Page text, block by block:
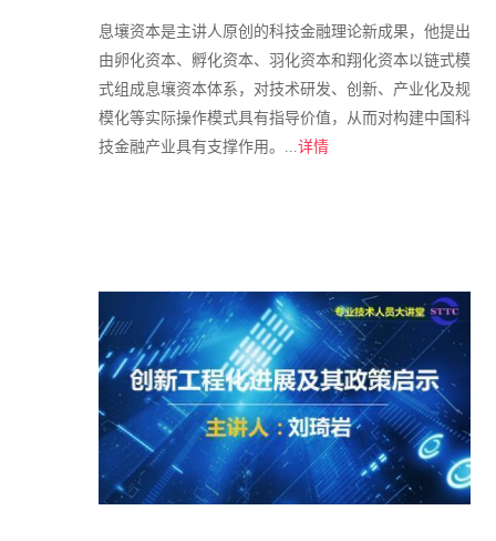
息壤资本是主讲人原创的科技金融理论新成果，他提出
由卵化资本、孵化资本、羽化资本和翔化资本以链式模
式组成息壤资本体系，对技术研发、创新、产业化及规
模化等实际操作模式具有指导价值，从而对构建中国科
技金融产业具有支撑作用。...详情